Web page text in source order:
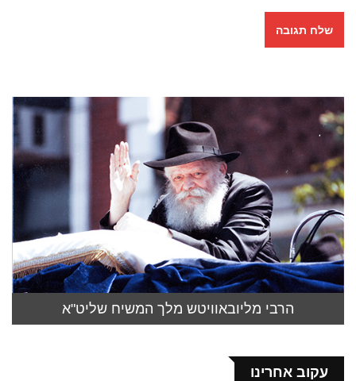
הרבי מליובאוויטש מלך המשיח שליט"א
עקוב אחרינו